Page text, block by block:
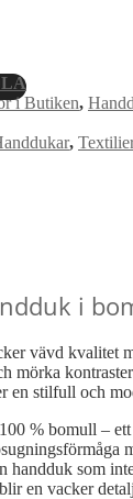
i Butiken,
,
i
vävd kvalitet
mörka
en stilfull och
% bomull –
handduk som
en vacker